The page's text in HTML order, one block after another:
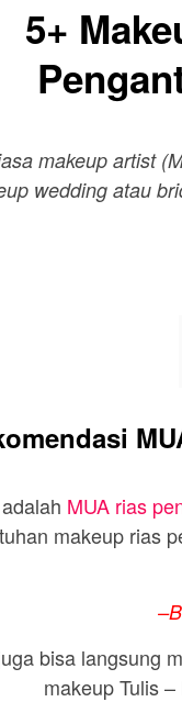
5+
makeup artist
wedding atau
MUA rias
makeup rias
bisa langsung
makeup Tulis